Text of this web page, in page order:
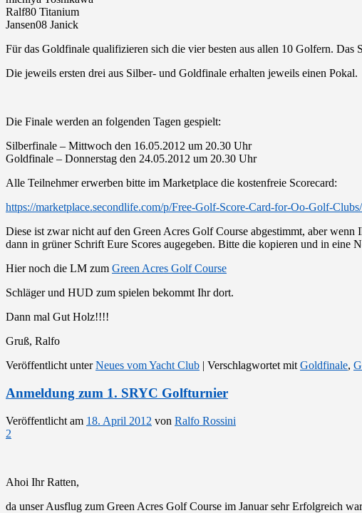
Ralf80 Titanium
Jansen08 Janick
Für das Goldfinale qualifizieren sich die vier besten aus allen 10 Golfern. Das
Die jeweils ersten drei aus Silber- und Goldfinale erhalten jeweils einen Pokal.
Die Finale werden an folgenden Tagen gespielt:
Silberfinale – Mittwoch den 16.05.2012 um 20.30 Uhr
Goldfinale – Donnerstag den 24.05.2012 um 20.30 Uhr
Alle Teilnehmer erwerben bitte im Marketplace die kostenfreie Scorecard:
https://marketplace.secondlife.com/p/Free-Golf-Score-Card-for-Oo-Golf-
Diese ist zwar nicht auf den Green Acres Golf Course abgestimmt, aber
dann in grüner Schrift Eure Scores augegeben. Bitte die kopieren und in eine
Hier noch die LM zum Green Acres Golf Course
Schläger und HUD zum spielen bekommt Ihr dort.
Dann mal Gut Holz!!!!
Gruß, Ralfo
Veröffentlicht unter Neues vom Yacht Club | Verschlagwortet mit Goldfinale,
Anmeldung zum 1. SRYC Golfturnier
Veröffentlicht am 18. April 2012 von Ralfo Rossini
2
Ahoi Ihr Ratten,
da unser Ausflug zum Green Acres Golf Course im Januar sehr Erfolgreich